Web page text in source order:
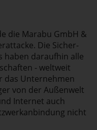
die Marabu GmbH &
Die Sicher­
haben daraufhin alle
- weltweit
das Unternehmen
von der Außenwelt
Internet auch
nicht